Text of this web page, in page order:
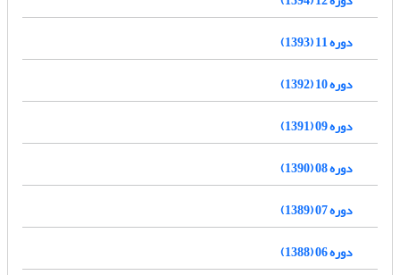
دوره 11 (1393)
دوره 10 (1392)
دوره 09 (1391)
دوره 08 (1390)
دوره 07 (1389)
دوره 06 (1388)